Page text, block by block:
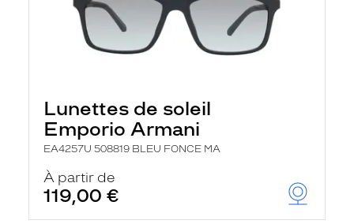
Lunettes de soleil
Emporio Armani
EA4257U 508819 BLEU FONCE MA
À partir de
119,00 €